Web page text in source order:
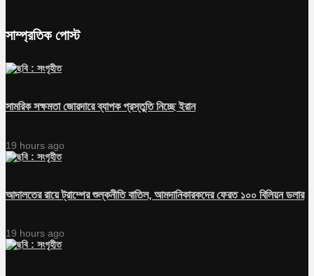
সাম্প্রতিক পোস্ট
সামরিক সক্ষমতা জোরদারে ব্যাপক প্রস্তুতি নিচ্ছে ইরান
19 hours ago
আদালতের রায়ে ট্রাম্পের শুল্কনীতি বাতিল, আমদানিকারকদের ফেরত ১০০ বিলিয়ন ডলার
19 hours ago